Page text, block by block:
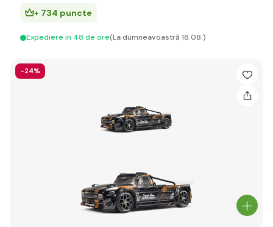
+ 734 puncte
Expediere in 48 de ore(La dumneavoastră 18.08.)
-24%